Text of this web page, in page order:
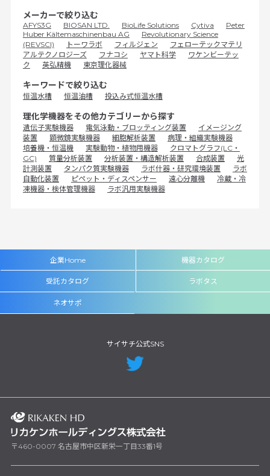
メーカーで絞り込む
AFYS3G BIOSAN LTD. BioLife Solutions Cytiva
Peter
Huber Kältemaschinenbau AG
Revolutionary Science
(REVSCI)
トーワラボ フィルジェン
フェローテックマテリ
アルテクノロジーズ
フナコシ ヤマト科学
ワケンビーテッ
ク
英弘精機 東京理化器械
キーワードで絞り込む
恒温水槽 恒温油槽 投込み式恒温水槽
理化学機器をその他カテゴリーから探す
遺伝子実験機器 電気泳動・ブロッティング装置
イメージング
装置
顕微鏡実験機器 細胞解析装置
病理・組織実験機器
培養機・恒温機
実験動物・植物用機器
クロマトグラフ(LC・
GC)
質量分析装置 分析装置・構造解析装置 合成装置
光
計測装置
タンパク質実験機器 ラボ什器・研究環境装置
ラボ
自動化装置
ピペット・ディスペンサー 遠心分離機
冷蔵・冷
凍機器・検体管理機器
ラボ汎用実験機器
企業Home 機器カタログ
受託カタログ ラボタス
ネオサポ
サイサチ公式SNS
〒460-0007 名古屋市中区新栄一丁目33番1号